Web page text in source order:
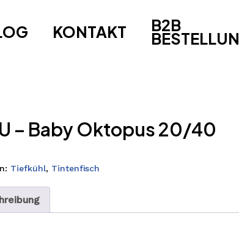
KONTAKT B2B
– Baby Oktopus 20/40
Tiefkühl, Tintenfisch